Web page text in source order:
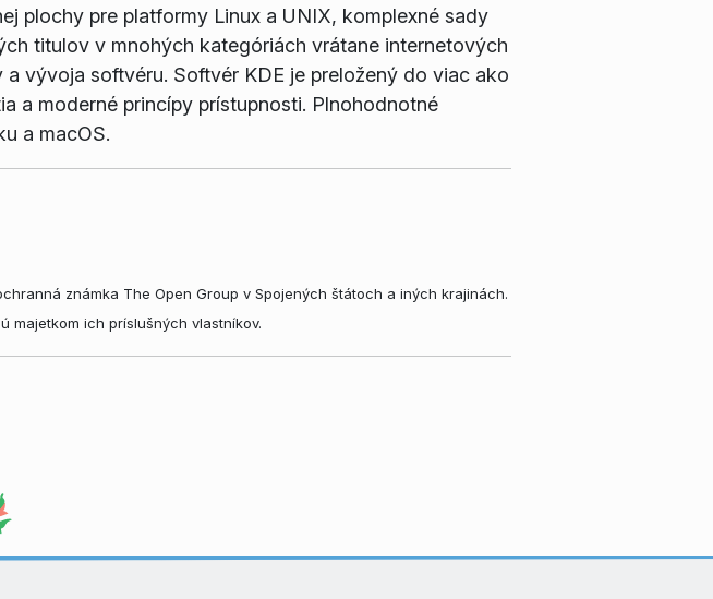
plochy pre platformy Linux a UNIX, komplexné sady
titulov v mnohých kategóriách vrátane internetových
vývoja softvéru. Softvér KDE je preložený do viac ako
a moderné princípy prístupnosti. Plnohodnotné
a macOS.
známka The Open Group v Spojených štátoch a iných krajinách.
majetkom ich príslušných vlastníkov.